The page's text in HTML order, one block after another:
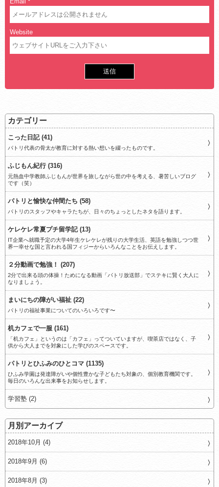
Website
カテゴリー
こった日記 (41)
パトリ代表の骨太が教育に対する熱い想いを綴ったものです。
ふじもん紀行 (316)
元熱血中学教師ふじもんが世界を旅しながら世の中を考える、暑苦しいブログ
です（笑）
パトリと愉快な仲間たち (58)
パトリのスタッフやキャラたちが、日々のちょっとしたネタを語ります。
ケレケレ常夏プチ留学記 (13)
IT企業へ就職予定の大学4年生ケレケレが残りの大学生活、英語を勉強しつつ世
界一幸せな国と言われる国フィジーからいろんなことをお伝えします。
２分動画で勉強！ (207)
2分で出来る頭の体操！ためになる動画「パトリ放送部」でステキに賢く大人に
なりましょう。
まいにちの障がい福祉 (22)
パトリの福祉事業についてのいろいろです〜
机カフェで一服 (161)
「机カフェ」というのは「カフェ」ってついていますが、喫茶店ではなく、子
供から大人までを対象にした学びのスペースです。
パトリとひふみのひとコマ (1135)
ひふみ学園は発達障がいや個性豊かな子どもたち対象の、個別教育機関です。
毎日のいろんな出来事をお知らせします。
学習塾 (2)
月別アーカイブ
2018年10月 (4)
2018年9月 (6)
2018年8月 (3)